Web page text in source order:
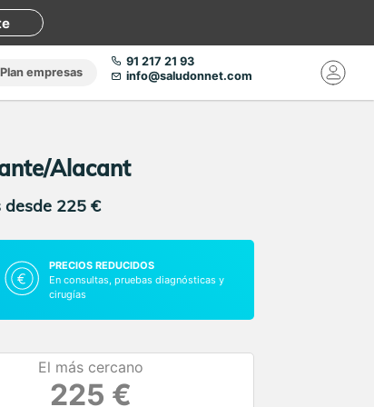
Plan empresas
91 217 21 93
info@saludonnet.com
Alacant
desde 225 €
PRECIOS REDUCIDOS
En consultas, pruebas diagnósticas y
cirugías
El más cercano
225 €